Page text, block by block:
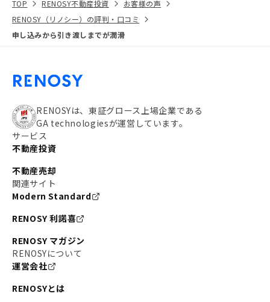
TOP RENOSY不動産投資
お客様の声
RENOSY（リノシー）の評判・口コミ
申し込みから引き渡しまでが潤滑
RENOSYは、東証グロース上場企業である
GA technologiesが運営しています。
サービス
不動産投資
不動産売却
関連サイト
Modern Standard
RENOSY 利諾喜
RENOSY マガジン
RENOSYについて
運営会社
RENOSYとは